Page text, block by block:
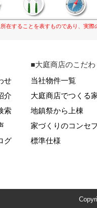
在することを表すものであり、実
せ
介
索
グ
■大庭商店のこだわ
当社物件一覧
大庭商店でつくる
地鎮祭から上棟
家づくりのコンセ
標準仕様